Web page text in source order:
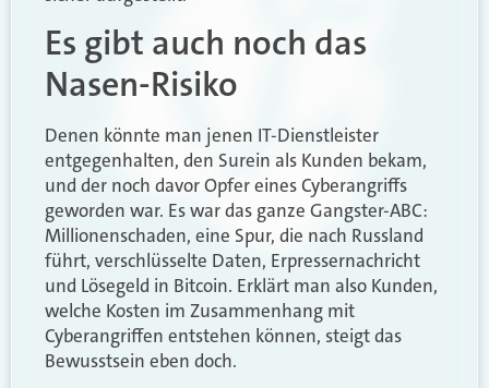
Es gibt auch noch das
Nasen-Risiko
Denen könnte man jenen IT-Dienst­leister
entgegenhalten, den Surein als Kunden bekam,
und der noch davor Opfer eines Cyberangriffs
geworden war. Es war das ganze Gangster-ABC:
Millionenschaden, eine Spur, die nach Russland
führt, verschlüsselte Daten, Erpressernachricht
und Lösegeld in Bitcoin. Erklärt man also Kunden,
welche Kosten im Zusammenhang mit
Cyberangriffen entstehen können, steigt das
Bewusstsein eben doch.